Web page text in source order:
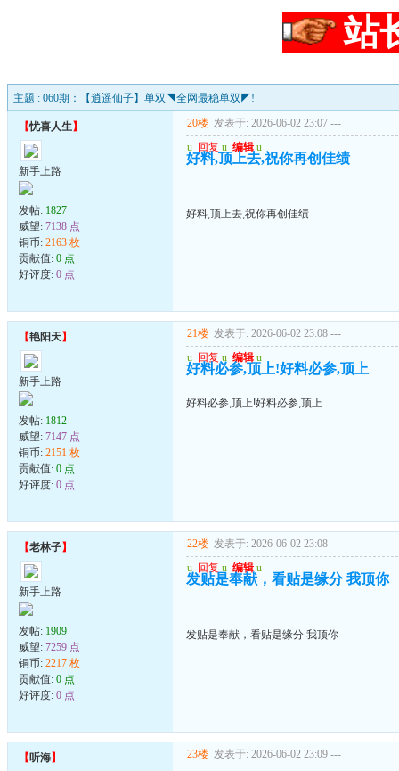
站
主题 : 060期：【逍遥仙子】单双◥全网最稳单双◤!
【忧喜人生】
新手上路
发帖: 1827
威望: 7138 点
铜币: 2163 枚
贡献值: 0 点
好评度: 0 点
20楼 发表于: 2026-06-02 23:07 ---
u 回复 u 编辑 u
好料,顶上去,祝你再创佳绩
好料,顶上去,祝你再创佳绩
【艳阳天】
新手上路
发帖: 1812
威望: 7147 点
铜币: 2151 枚
贡献值: 0 点
好评度: 0 点
21楼 发表于: 2026-06-02 23:08 ---
u 回复 u 编辑 u
好料必参,顶上!好料必参,顶上
好料必参,顶上!好料必参,顶上
【老林子】
新手上路
发帖: 1909
威望: 7259 点
铜币: 2217 枚
贡献值: 0 点
好评度: 0 点
22楼 发表于: 2026-06-02 23:08 ---
u 回复 u 编辑 u
发贴是奉献，看贴是缘分 我顶你
发贴是奉献，看贴是缘分 我顶你
【听海】 23楼 发表于: 2026-06-02 23:09 ---